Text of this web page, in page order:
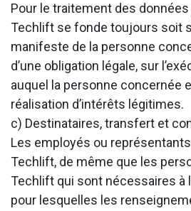
Pour le traitement des
Techlift se fonde toujours soit
manifeste de la personne
d’une obligation légale, sur
auquel la personne concernée
réalisation d’intérêts légitimes.
c) Destinataires, transfert et
Les employés ou
Techlift, de même que les
Techlift qui sont nécessaires à
pour lesquelles les